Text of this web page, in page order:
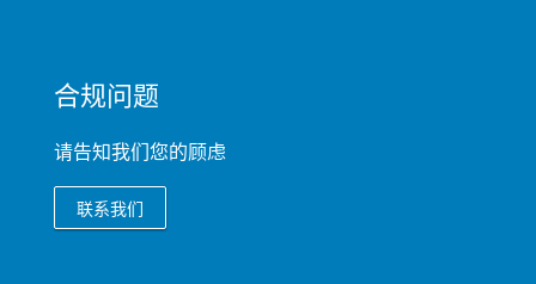
合规问题
请告知我们您的顾虑
联系我们